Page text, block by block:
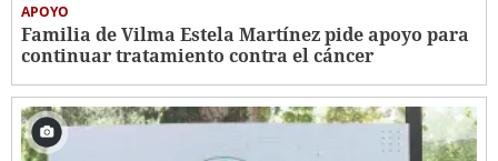
APOYO
Familia de Vilma Estela Martínez pide apoyo para
continuar tratamiento contra el cáncer